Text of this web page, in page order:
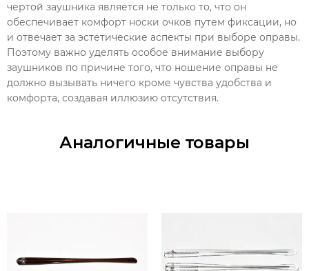
чертой заушника является не только то, что он
обеспечивает комфорт носки очков путем фиксации, но
и отвечает за эстетические аспекты при выборе оправы.
Поэтому важно уделять особое внимание выбору
заушников по причине того, что ношение оправы не
должно вызывать ничего кроме чувства удобства и
комфорта, создавая иллюзию отсутствия.
Аналогичные товары